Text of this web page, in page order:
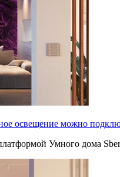
освещение можно
Умного дома